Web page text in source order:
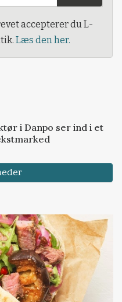
accepterer du L-
Læs den her.
i Danpo ser ind i et